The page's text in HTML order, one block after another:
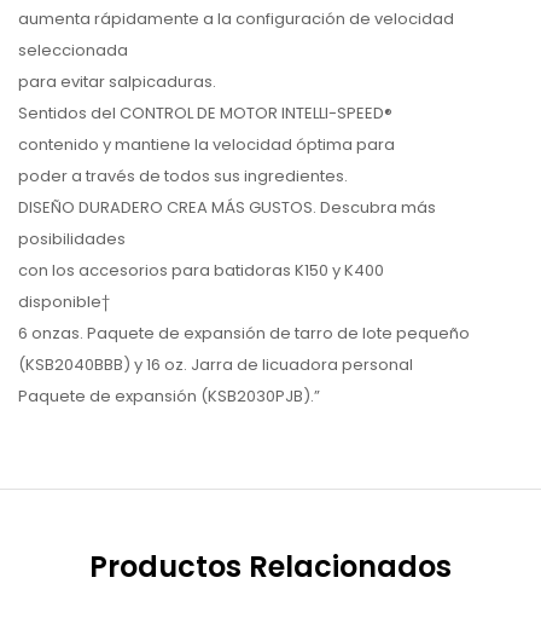
aumenta rápidamente a la configuración de velocidad
seleccionada
para evitar salpicaduras.
Sentidos del CONTROL DE MOTOR INTELLI-SPEED®
contenido y mantiene la velocidad óptima para
poder a través de todos sus ingredientes.
DISEÑO DURADERO CREA MÁS GUSTOS. Descubra más
posibilidades
con los accesorios para batidoras K150 y K400
disponible†
6 onzas. Paquete de expansión de tarro de lote pequeño
(KSB2040BBB) y 16 oz. Jarra de licuadora personal
Paquete de expansión (KSB2030PJB).”
Productos Relacionados